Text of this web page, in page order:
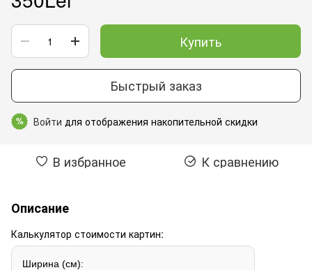
Купить
Быстрый заказ
% Войти для отображения накопительной скидки
В избранное К сравнению
Описание
Калькулятор стоимости картин:
Ширина (см):